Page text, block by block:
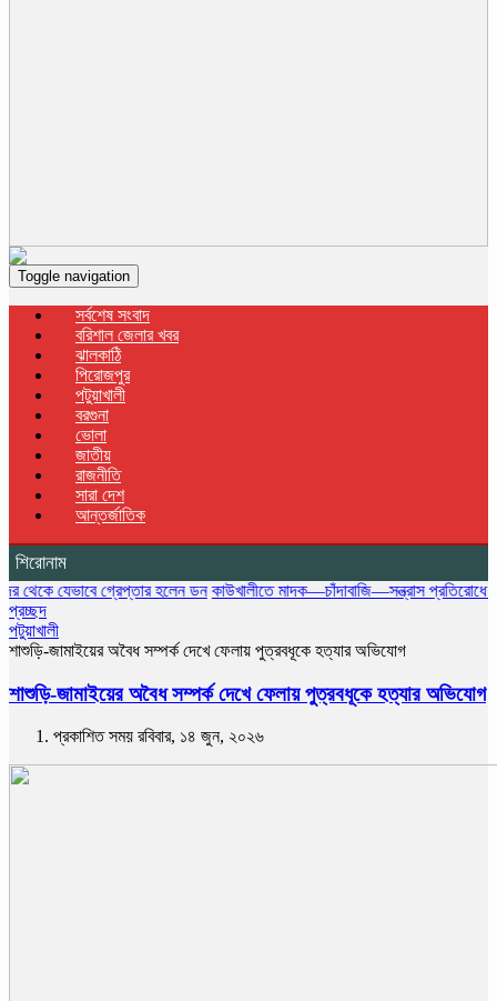
Toggle navigation
সর্বশেষ সংবাদ
বরিশাল জেলার খবর
ঝালকাঠি
পিরোজপুর
পটুয়াখালী
বরগুনা
ভোলা
জাতীয়
রাজনীতি
সারা দেশ
আন্তর্জাতিক
শিরোনাম
গ্রেপ্তার হলেন ডন কাউখালীতে মাদক—চাঁদাবাজি—সন্ত্রাস প্রতিরোধে কমিউনিটি
প্রচ্ছদ
পটুয়াখালী
শাশুড়ি-জামাইয়ের অবৈধ সম্পর্ক দেখে ফেলায় পুত্রবধূকে হত্যার অভিযোগ
শাশুড়ি-জামাইয়ের অবৈধ সম্পর্ক দেখে ফেলায় পুত্রবধূকে হত্যার অভিযোগ
প্রকাশিত সময় রবিবার, ১৪ জুন, ২০২৬